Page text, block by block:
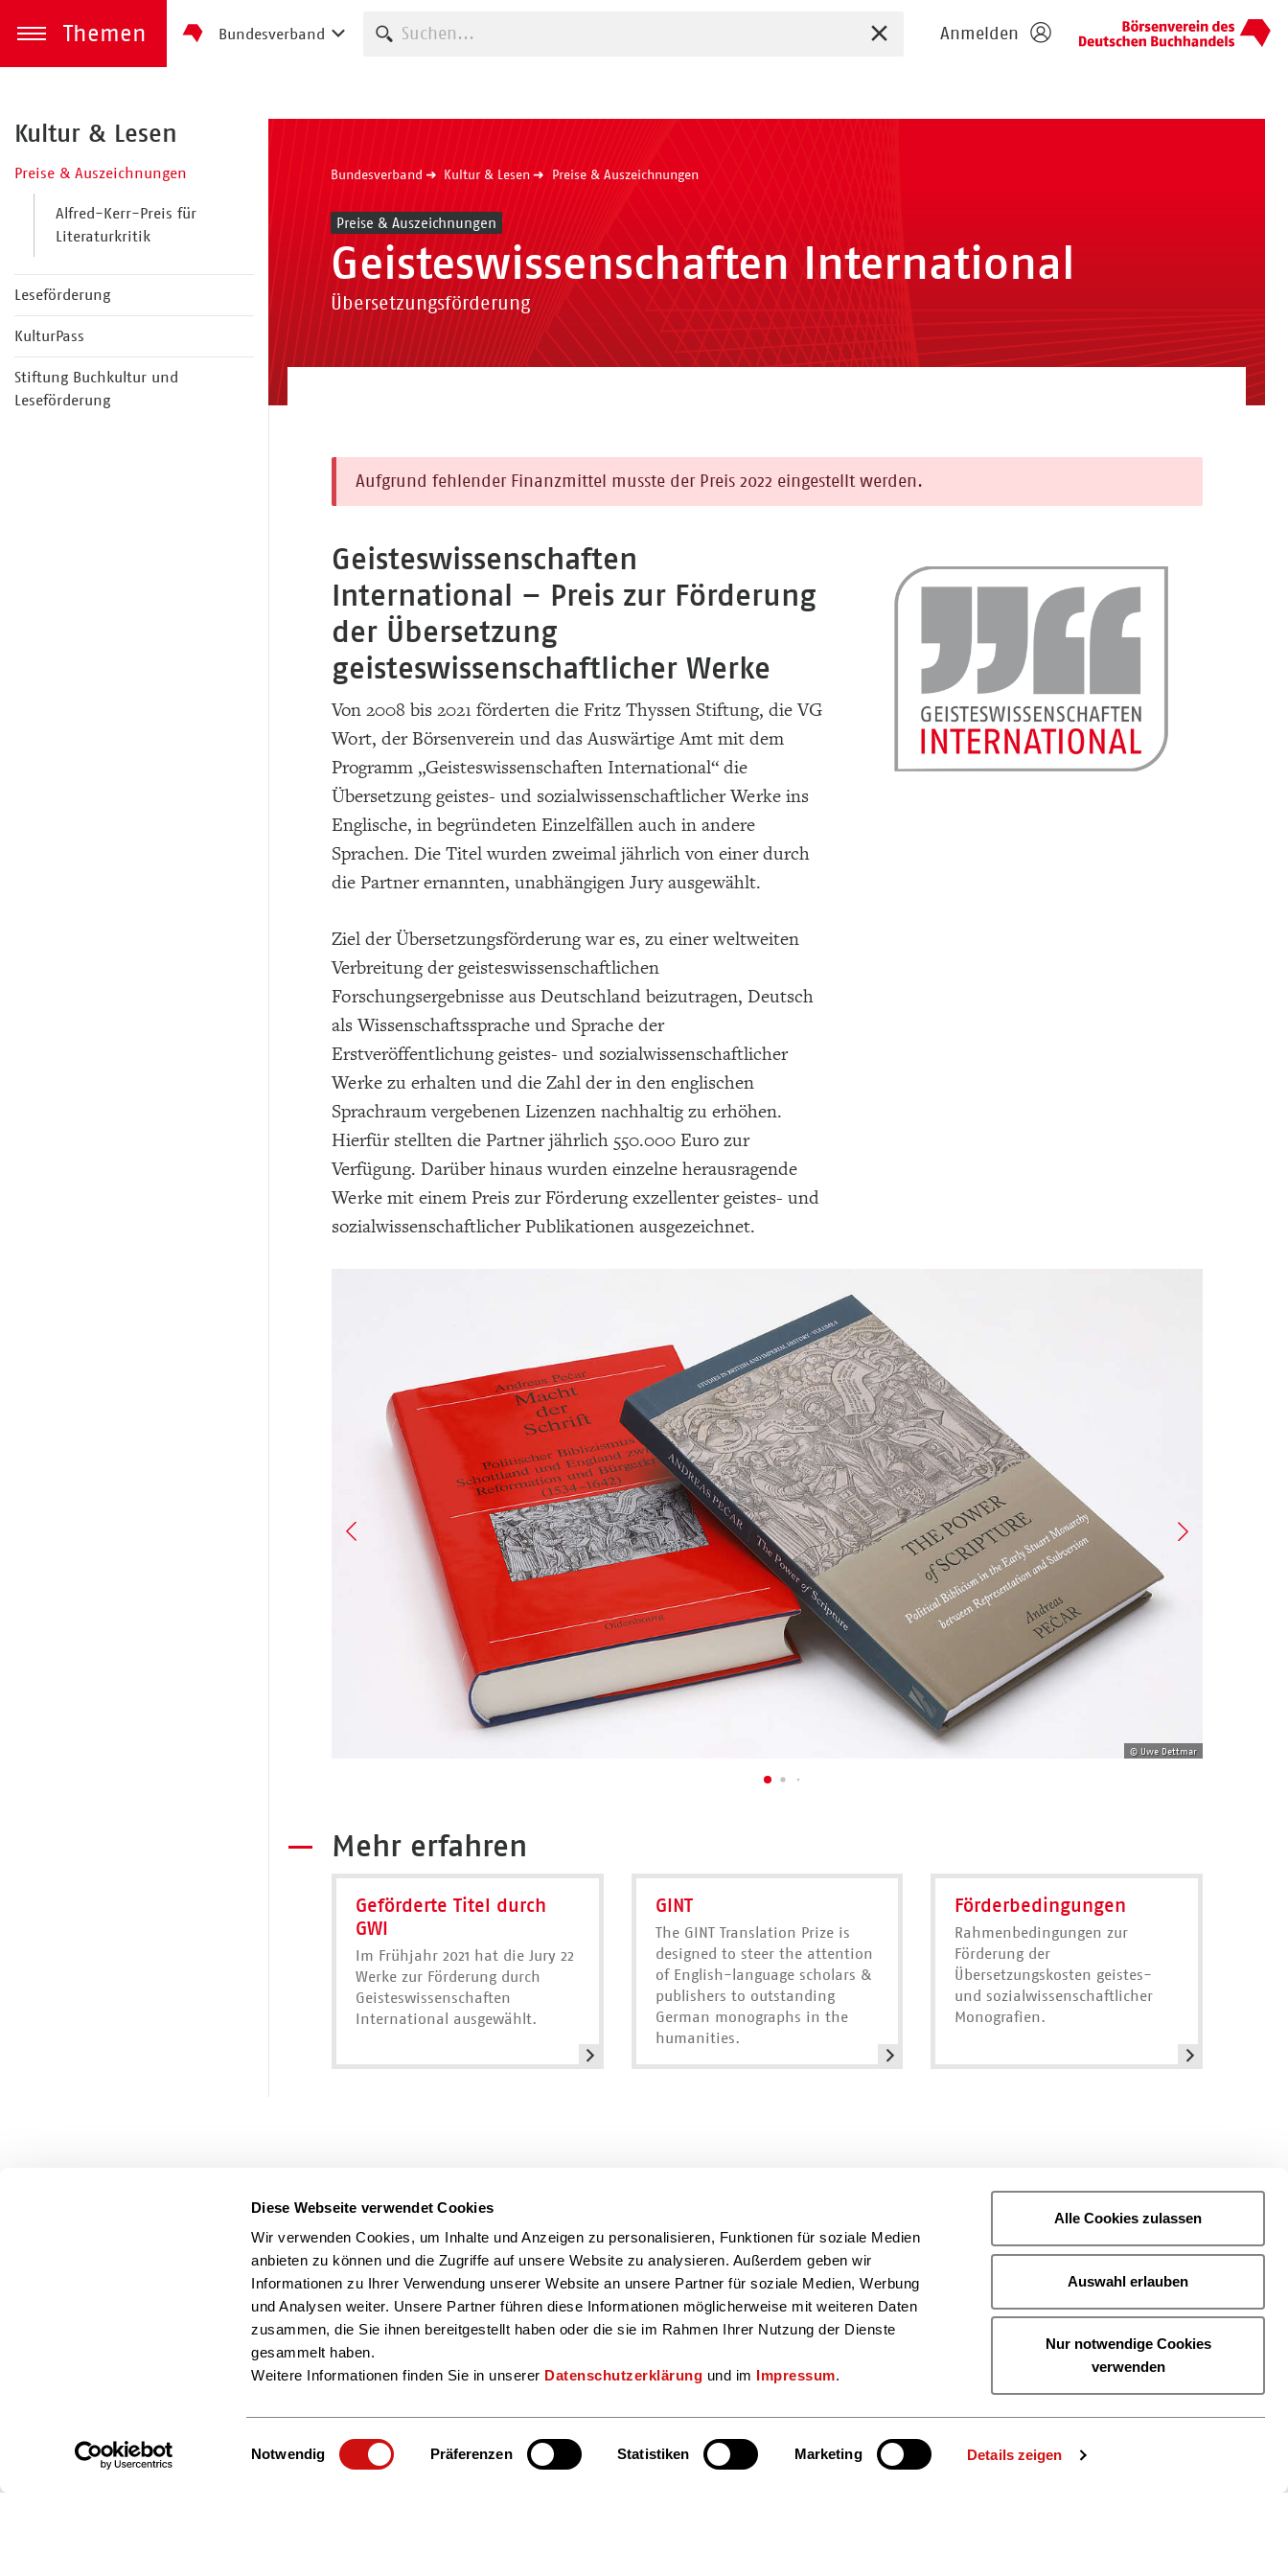
Diese Webseite verwendet Cookies
Wir verwenden Cookies, um Inhalte und Anzeigen zu personalisieren, Funktionen für soziale Medien
anbieten zu können und die Zugriffe auf unsere Website zu analysieren. Außerdem geben wir
Informationen zu Ihrer Verwendung unserer Website an unsere Partner für soziale Medien, Werbung
und Analysen weiter. Unsere Partner führen diese Informationen möglicherweise mit weiteren Daten
zusammen, die Sie ihnen bereitgestellt haben oder die sie im Rahmen Ihrer Nutzung der Dienste
gesammelt haben.
Weitere Informationen finden Sie in unserer Datenschutzerklärung und im Impressum.
Einwilligungsauswahl
Notwendig Präferenzen Statistiken Marketing Details zeigen
Alle Cookies zulassen
Auswahl erlauben
Nur notwendige Cookies
verwenden
zum Inhalt springen
Themen
Menü öffnen
Bundesverband Suche starten Sucheingabe zurücksetzen
Anmelden
Kultur & Lesen
Preise & Auszeichnungen
Alfred-Kerr-Preis für
Literaturkritik
Leseförderung
KulturPass
Stiftung Buchkultur und
Leseförderung
Bundesverband Kultur & Lesen Preise & Auszeichnungen
Preise & Auszeichnungen
Geisteswissenschaften International
Übersetzungsförderung
Aufgrund fehlender Finanzmittel musste der Preis 2022 eingestellt werden.
Geisteswissenschaften
International – Preis zur Förderung
der Übersetzung
geisteswissenschaftlicher Werke
Von 2008 bis 2021 förderten die Fritz Thyssen Stiftung, die VG
Wort, der Börsenverein und das Auswärtige Amt mit dem
Programm „Geisteswissenschaften International“ die
Übersetzung geistes- und sozialwissenschaftlicher Werke ins
Englische, in begründeten Einzelfällen auch in andere
Sprachen. Die Titel wurden zweimal jährlich von einer durch
die Partner ernannten, unabhängigen Jury ausgewählt.
Ziel der Übersetzungsförderung war es, zu einer weltweiten
Verbreitung der geisteswissenschaftlichen
Forschungsergebnisse aus Deutschland beizutragen, Deutsch
als Wissenschaftssprache und Sprache der
Erstveröffentlichung geistes- und sozialwissenschaftlicher
Werke zu erhalten und die Zahl der in den englischen
Sprachraum vergebenen Lizenzen nachhaltig zu erhöhen.
Hierfür stellten die Partner jährlich 550.000 Euro zur
Verfügung. Darüber hinaus wurden einzelne herausragende
Werke mit einem Preis zur Förderung exzellenter geistes- und
sozialwissenschaftlicher Publikationen ausgezeichnet.
© Uwe Dettmar
Mehr erfahren
Geförderte Titel durch
GWI
Im Frühjahr 2021 hat die Jury 22
Werke zur Förderung durch
Geisteswissenschaften
International ausgewählt.
GINT
The GINT Translation Prize is
designed to steer the attention
of English-language scholars &
publishers to outstanding
German monographs in the
humanities.
Förderbedingungen
Rahmenbedingungen zur
Förderung der
Übersetzungskosten geistes-
und sozialwissenschaftlicher
Monografien.